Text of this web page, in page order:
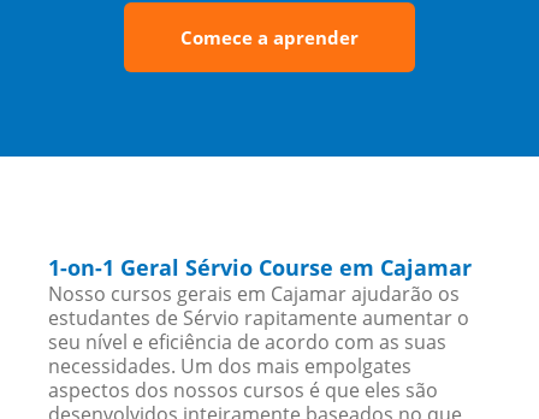
Comece a aprender
1-on-1 Geral Sérvio Course em Cajamar
Nosso cursos gerais em Cajamar ajudarão os
estudantes de Sérvio rapitamente aumentar o
seu nível e eficiência de acordo com as suas
necessidades. Um dos mais empolgates
aspectos dos nossos cursos é que eles são